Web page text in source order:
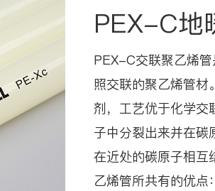
PEX-C地
PEX-C交联聚乙烯
照交联的聚乙烯管材
剂，工艺优于化学交
子中分裂出来并在碳
在近处的碳原子相互
乙烯管所共有的优